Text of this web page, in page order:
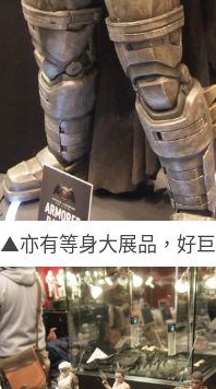
▲亦有等身大展品，好巨